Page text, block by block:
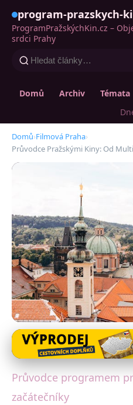
program-prazskych-
ProgramPražskýchKin.cz –
srdci Prahy
Domů Archiv Témata
Domů›Filmová Praha›
Průvodce Pražskými Kiny: Od
Filmová Praha
Průvodce
Multiplexů po
Průvodce programem
začátečníky